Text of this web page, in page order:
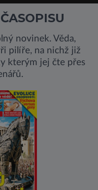
novinek. Věda,
pilíře, na nichž již
kterým jej čte přes